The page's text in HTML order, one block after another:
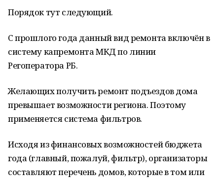
Порядок тут следующий.
С прошлого года данный вид ремонта включён в
систему капремонта МКД по линии
Регоператора РБ.
Желающих получить ремонт подъездов дома
превышает возможности региона. Поэтому
применяется система фильтров.
Исходя из финансовых возможностей бюджета
года (главный, пожалуй, фильтр), организаторы
составляют перечень домов, которые в том или